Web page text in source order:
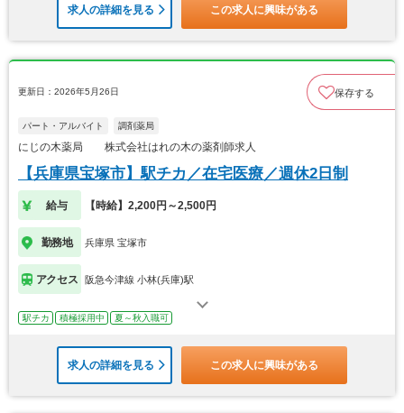
求人の詳細を見る この求人に興味がある
更新日：2026年5月26日 保存する
パート・アルバイト 調剤薬局
にじの木薬局 株式会社はれの木の薬剤師求人
【兵庫県宝塚市】駅チカ／在宅医療／週休2日制
給与 【時給】2,200円～2,500円
勤務地 兵庫県 宝塚市
アクセス 阪急今津線 小林(兵庫)駅
駅チカ 積極採用中 夏～秋入職可
求人の詳細を見る この求人に興味がある